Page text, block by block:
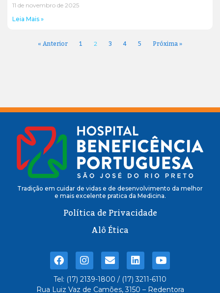
11 de novembro de 2025
Leia Mais »
« Anterior 1 2 3 4 5 Próxima »
Tradição em cuidar de vidas e de desenvolvimento da melhor
e mais excelente pratica da Medicina.
Política de Privacidade
Alô Ética
Tel: (17) 2139-1800 / (17) 3211-6110
Rua Luiz Vaz de Camões, 3150 – Redentora